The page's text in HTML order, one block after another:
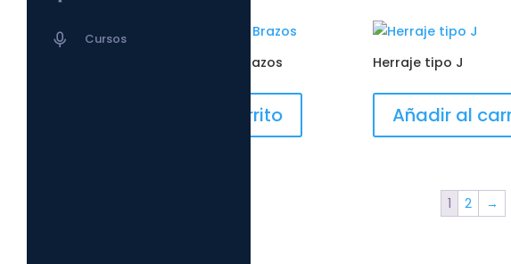
Cursos
Herraje tipo A + 2 Brazos
Añadir al carrito
Herraje tipo J
Añadir al
1 2 →